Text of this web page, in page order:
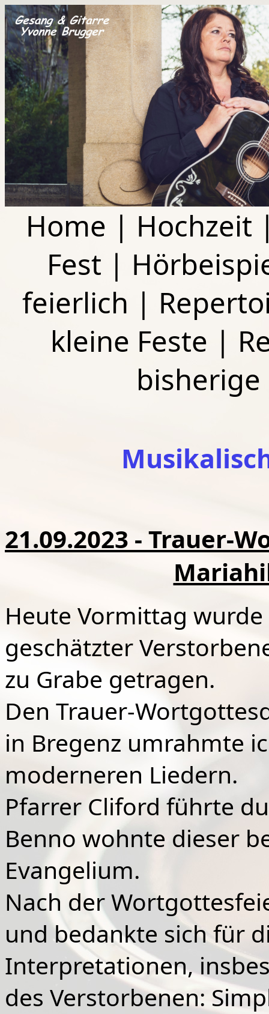
Home | Hochzeit
Fest |
feierlich |
kleine Feste |
21.09.2023 - Trauer-
Heute Vormittag
geschätzter
zu Grabe getragen.
Den Trauer-
in Bregenz umrahmte
moderneren Liedern.
Pfarrer Cliford führte
Benno wohnte dieser
Evangelium.
Nach der
und bedankte sich für
Interpretationen,
des Verstorbenen: